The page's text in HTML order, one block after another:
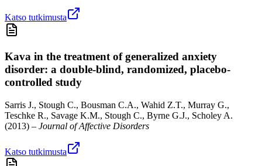
Katso tutkimusta
Kava in the treatment of generalized anxiety
disorder: a double-blind, randomized, placebo-
controlled study
Sarris J., Stough C., Bousman C.A., Wahid Z.T., Murray G.,
Teschke R., Savage K.M., Stough C., Byrne G.J., Scholey A.
(2013) – Journal of Affective Disorders
Katso tutkimusta